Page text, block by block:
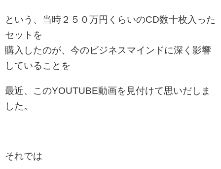
という、当時２５０万円くらいのCD数十枚入った
セットを
購入したのが、今のビジネスマインドに深く影響
していることを
最近、このYOUTUBE動画を見付けて思いだしま
した。
それでは